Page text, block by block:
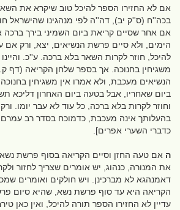
אם לא החזירו הספר להיכל טוב שיקרא את
בכה''ח (ס''ק יב), דה''ה לפי מנהגינו שהישראל
אם אחר שסיים קריאת ביום השמיני בירך ברכה
הימים, ולא סיים פרשת הנשיאים, יצא, ורק אם
להיכל, חוזר לקרות השאר בלא ברכה. ע''כ.
משגיחין בחנוכה. אך בספר שלחן הקריאה (דף
הנשיאים מעכבת, ולא אמרו אין משגיחין
ביום שאחריו, אבל בטעה ביום האחרון דליכא
וחוזר לקרות בלא ברכה, כל עוד לא עבר יומו.
בהעלותך אינה מעכבת, כדמוכח בסדר רב עמרם
כדברי השערי אפרים].
ה אם טעה החזן וסיים הקריאה בסוף פרשת
את המנורה, כנהוג, יש אומרים שצריך לחזור
דאמנהגא לא מברכינן. ויש חולקים ואומרים
הקריאה היא עד סוף פרשת נשא, שהיא סיום
עדיין לא החזירו הספר תורה להיכל, ואין כאן